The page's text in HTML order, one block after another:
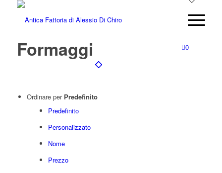
0
Formaggi
Ordinare per Predefinito
Predefinito
Personalizzato
Nome
Prezzo